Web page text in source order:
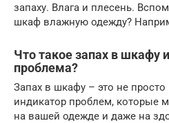
запаху. Влага и плесень.
шкаф влажную одежду?
Что такое запах в шкафу
проблема?
Запах в шкафу – это не
индикатор проблем, которые
на вашей одежде и даже на